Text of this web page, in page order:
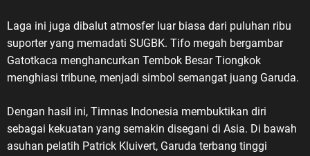
Laga ini juga dibalut atmosfer luar biasa dari puluhan ribu
suporter yang memadati SUGBK. Tifo megah bergambar
Gatotkaca menghancurkan Tembok Besar Tiongkok
menghiasi tribune, menjadi simbol semangat juang Garuda.
Dengan hasil ini, Timnas Indonesia membuktikan diri
sebagai kekuatan yang semakin disegani di Asia. Di bawah
asuhan pelatih Patrick Kluivert, Garuda terbang tinggi